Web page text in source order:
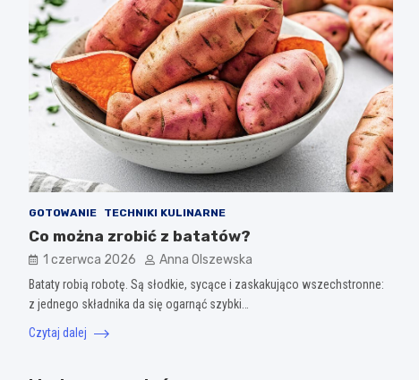
GOTOWANIE TECHNIKI KULINARNE
Co można zrobić z batatów?
1 czerwca 2026 Anna Olszewska
Bataty robią robotę. Są słodkie, sycące i zaskakująco wszechstronne:
z jednego składnika da się ogarnąć szybki…
Czytaj dalej